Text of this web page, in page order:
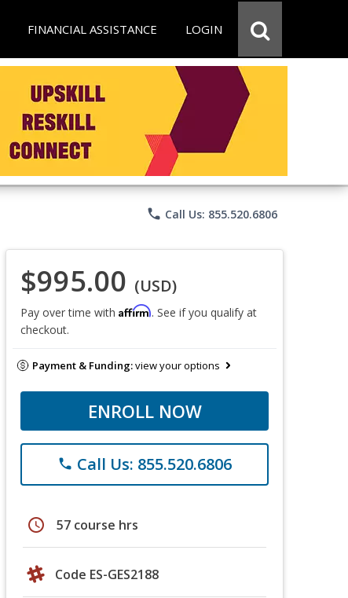
FINANCIAL ASSISTANCE LOGIN
phone Call Us: 855.520.6806
$995.00 (USD)
Pay over time with Affirm. See if you qualify at
checkout.
Payment & Funding:view your options
ENROLL NOW
phone Call Us: 855.520.6806
schedule 57 course hrs
Code ES-GES2188